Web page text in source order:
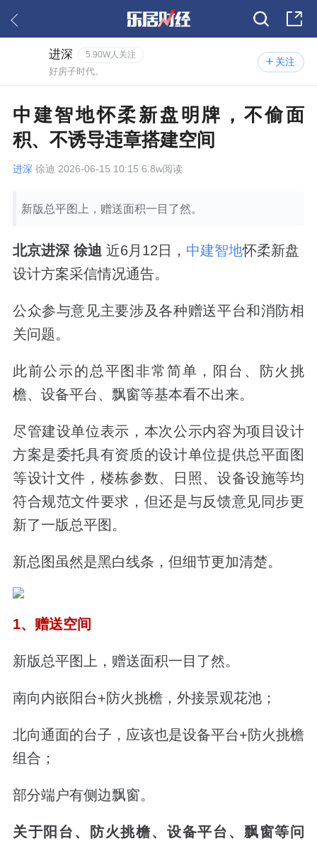
关注
进深 5.90W人关注
好房子时代。
中建智地怀柔新盘明牌，不偷面
积、不诱导违章搭建空间
进深 徐迪 2026-06-15 10:15 6.8w阅读
新版总平图上，赠送面积一目了然。
北京进深 徐迪 近6月12日， 中建智地怀柔新盘
设计方案采信情况通告。
公众参与意见主要涉及各种赠送平台和消防相
关问题。
此前公示的总平图非常简单，阳台、防火挑
檐、设备平台、飘窗等基本看不出来。
尽管建设单位表示，本次公示内容为项目设计
方案是委托具有资质的设计单位提供总平面图
等设计文件，楼栋参数、日照、设备设施等均
符合规范文件要求，但还是与反馈意见同步更
新了一版总平图。
新总图虽然是黑白线条，但细节更加清楚。
1、赠送空间
新版总平图上，赠送面积一目了然。
南向内嵌阳台+防火挑檐，外接景观花池；
北向通面的台子，应该也是设备平台+防火挑檐
组合；
部分端户有侧边飘窗。
关于阳台、防火挑檐、设备平台、飘窗等问